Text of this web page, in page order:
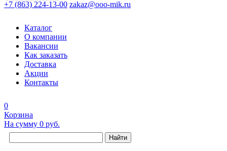
+7 (863) 224-13-00 zakaz@ooo-mik.ru
Каталог
О компании
Вакансии
Как заказать
Доставка
Акции
Контакты
0
Корзина
На сумму 0 руб.
Найти